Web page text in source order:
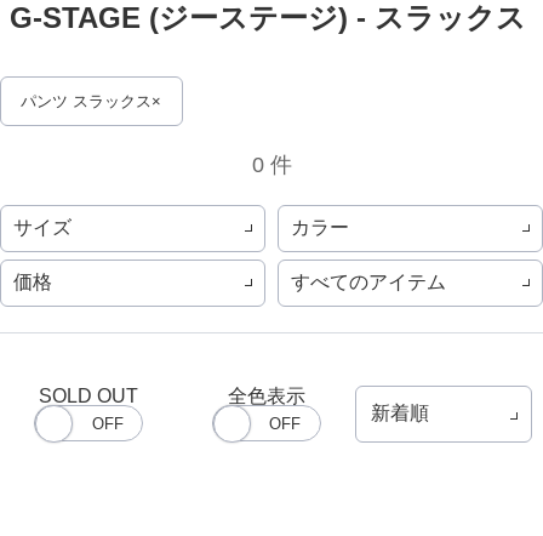
G-STAGE (ジーステージ) - スラックス
パンツ スラックス
0 件
サイズ カラー
価格 すべてのアイテム
SOLD OUT 全色表示